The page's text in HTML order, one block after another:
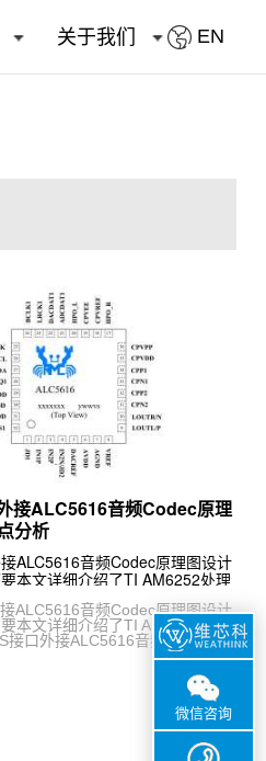
关于我们 EN
接ALC5616音频Codec原理
分析
ALC5616音频Codec原理图设计
本文详细介绍了TI AM6252处理
接口外接ALC5616音频Codec的
ALC5616音频Codec原理图设计
本文详细介绍了TI AM6252处理
接口外接ALC5616音频Codec的
微信咨询